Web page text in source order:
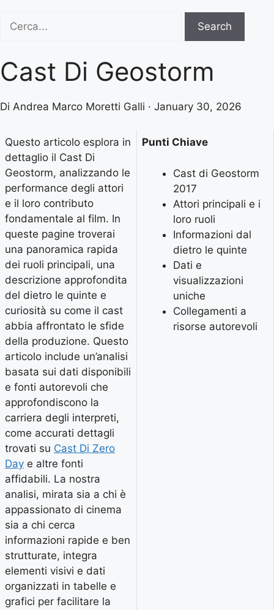
for:
Search
Cast Di Geostorm
Di Andrea Marco Moretti Galli · January 30, 2026
Questo articolo esplora in
dettaglio il Cast Di
Geostorm, analizzando le
performance degli attori
e il loro contributo
fondamentale al film. In
queste pagine troverai
una panoramica rapida
dei ruoli principali, una
descrizione approfondita
del dietro le quinte e
curiosità su come il cast
abbia affrontato le sfide
della produzione. Questo
articolo include un’analisi
basata sui dati disponibili
e fonti autorevoli che
approfondiscono la
carriera degli interpreti,
come accurati dettagli
trovati su Cast Di Zero
Day e altre fonti
affidabili. La nostra
analisi, mirata sia a chi è
appassionato di cinema
sia a chi cerca
informazioni rapide e ben
strutturate, integra
elementi visivi e dati
organizzati in tabelle e
grafici per facilitare la
Punti Chiave
Cast di Geostorm
2017
Attori principali e i
loro ruoli
Informazioni dal
dietro le quinte
Dati e
visualizzazioni
uniche
Collegamenti a
risorse autorevoli